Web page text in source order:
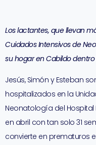
Los lactantes, que llevan
Cuidados Intensivos de
su hogar en Cabildo
Jesús, Simón y Esteban
hospitalizados en la
Neonatología del Hospital
en abril con tan solo 31
convierte en prematuros